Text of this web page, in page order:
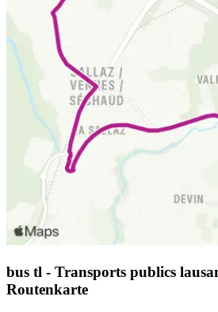
bus tl - Transports publics
Routenkarte